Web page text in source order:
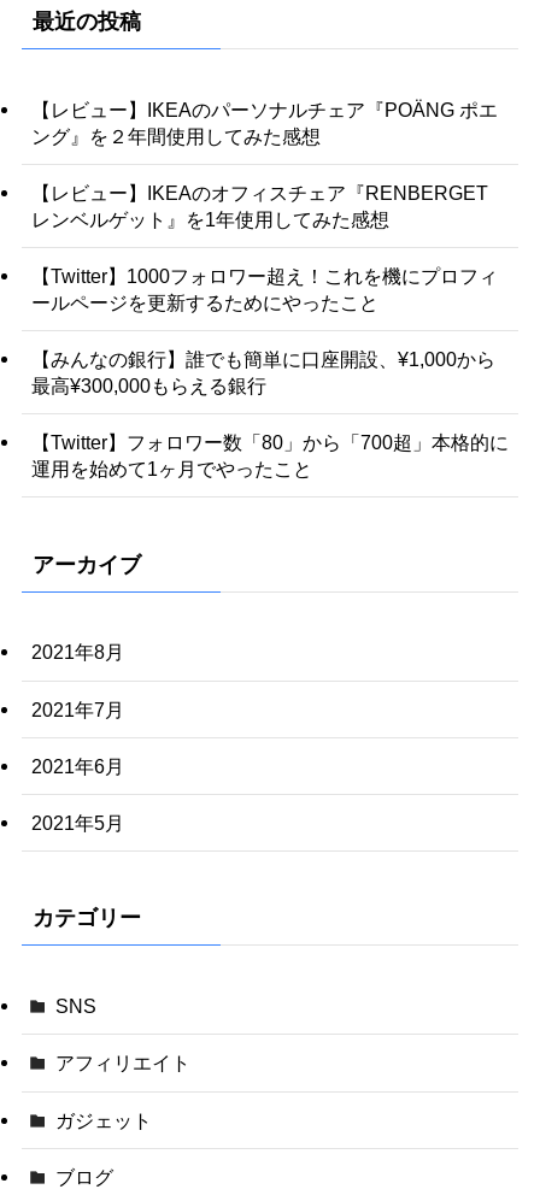
最近の投稿
【レビュー】IKEAのパーソナルチェア『POÄNG ポエ
ング』を２年間使用してみた感想
【レビュー】IKEAのオフィスチェア『RENBERGET
レンベルゲット』を1年使用してみた感想
【Twitter】1000フォロワー超え！これを機にプロフィ
ールページを更新するためにやったこと
【みんなの銀行】誰でも簡単に口座開設、¥1,000から
最高¥300,000もらえる銀行
【Twitter】フォロワー数「80」から「700超」本格的に
運用を始めて1ヶ月でやったこと
アーカイブ
2021年8月
2021年7月
2021年6月
2021年5月
カテゴリー
SNS
アフィリエイト
ガジェット
ブログ